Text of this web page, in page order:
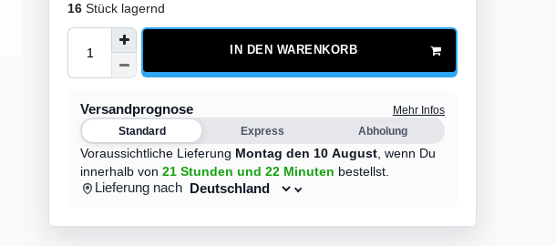
16 Stück lagernd
IN DEN WARENKORB
Versandprognose
Mehr Infos
Standard
Express Abholung
Voraussichtliche Lieferung Montag den 10 August wenn Du
innerhalb von 21 Stunden und 22 Minuten bestellst.
Lieferung nach